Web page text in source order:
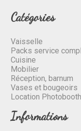
Catégories
Vaisselle
Packs service
Cuisine
Mobilier
Réception, barnum
Vases et bougeoirs
Location
Informations